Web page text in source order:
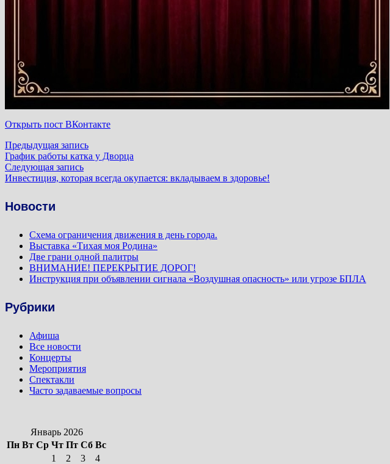
Открыть пост ВКонтакте
Навигация
по
записям
Предыдущая записьПредыдущая
запись:
График работы катка у Дворца
Следующая записьСледующая
запись:
Инвестиция, которая всегда окупается: вкладываем в здоровье!
Новости
Схема ограничения движения в день города.
Выставка «Тихая моя Родина»
Две грани одной палитры
ВНИМАНИЕ! ПЕРЕКРЫТИЕ ДОРОГ!
Инструкция при объявлении сигнала «Воздушная опасность» или угрозе БПЛА
Рубрики
Афиша
Все новости
Концерты
Мероприятия
Спектакли
Часто задаваемые вопросы
Январь 2026
Пн Вт Ср Чт Пт Сб Вс
1
2 3 4